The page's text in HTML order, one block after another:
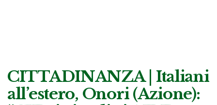
CITTADINANZA | Italiani
all’estero, Onori (Azione):